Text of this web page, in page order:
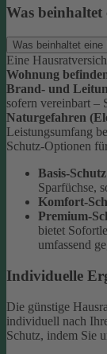
Was beinhaltet
Was beinhaltet eine
Eine
Wohnung
Brand- und
sofern vereinbart –
Naturgefahren
Leistungsumfang
Schutz-Optionen
Basis-
Sparfüchse,
Komfort-
Premium-
bietet
umfassend
Individuelle
Die günstige
individuell nach
Schutz, indem Sie